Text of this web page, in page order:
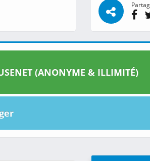
(ANONYME & ILLIMITÉ)